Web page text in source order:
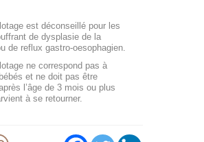
est déconseillé pour les
de dysplasie de la
de reflux gastro-oesophagien.
ne correspond pas à
et ne doit pas être
l’âge de 3 mois ou plus
à se retourner.